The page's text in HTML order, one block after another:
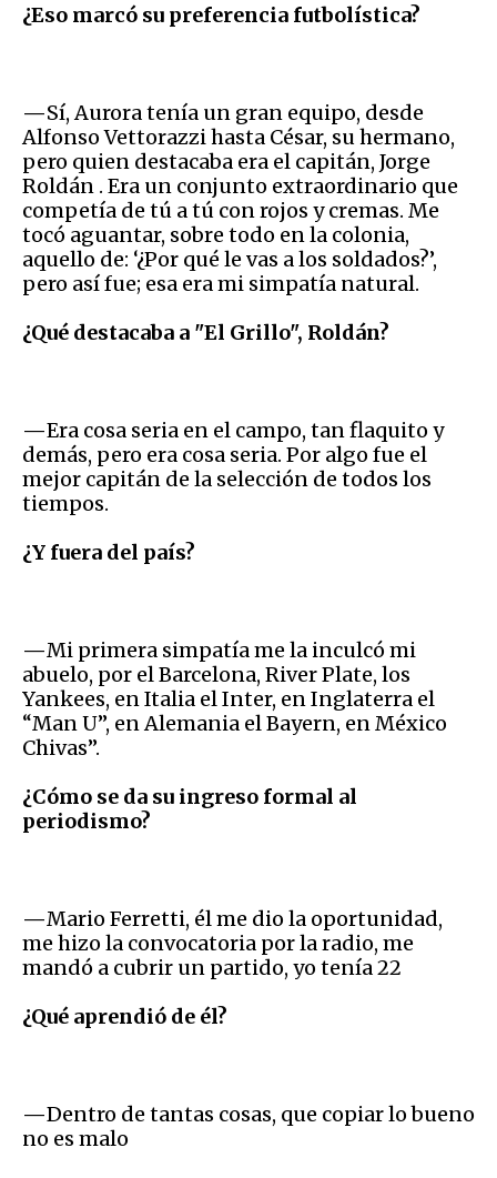
¿Eso marcó su preferencia futbolística?
—Sí, Aurora tenía un gran equipo, desde
Alfonso Vettorazzi hasta César, su hermano,
pero quien destacaba era el capitán, Jorge
Roldán . Era un conjunto extraordinario que
competía de tú a tú con rojos y cremas. Me
tocó aguantar, sobre todo en la colonia,
aquello de: ‘¿Por qué le vas a los soldados?’,
pero así fue; esa era mi simpatía natural.
¿Qué destacaba a "El Grillo", Roldán?
—Era cosa seria en el campo, tan flaquito y
demás, pero era cosa seria. Por algo fue el
mejor capitán de la selección de todos los
tiempos.
¿Y fuera del país?
—Mi primera simpatía me la inculcó mi
abuelo, por el Barcelona, River Plate, los
Yankees, en Italia el Inter, en Inglaterra el
“Man U”, en Alemania el Bayern, en México
Chivas”.
¿Cómo se da su ingreso formal al
periodismo?
—Mario Ferretti, él me dio la oportunidad,
me hizo la convocatoria por la radio, me
mandó a cubrir un partido, yo tenía 22
¿Qué aprendió de él?
—Dentro de tantas cosas, que copiar lo bueno
no es malo